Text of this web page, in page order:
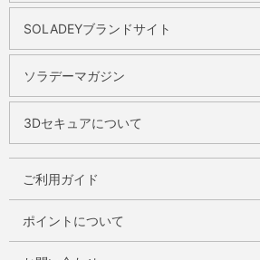
SOLADEYブランドサイト
ソラデーマガジン
3Dセキュアについて
ご利用ガイド
ポイントについて